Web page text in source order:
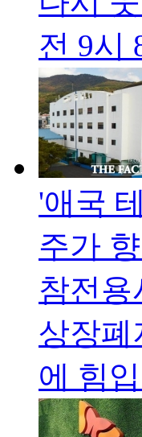
전 9시
'애국
주가
참전
상장폐
에 힘